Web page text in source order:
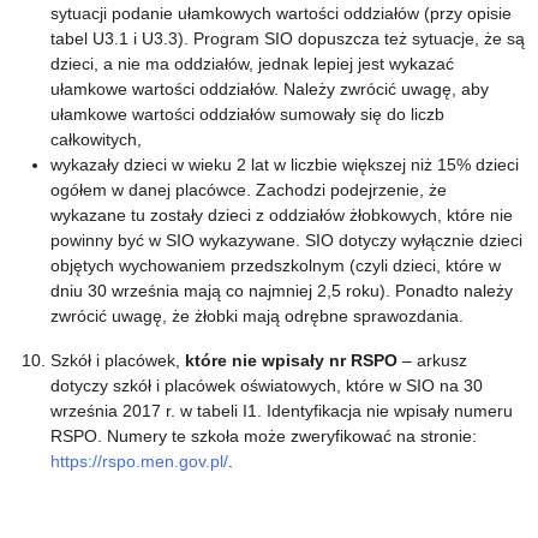
sytuacji podanie ułamkowych wartości oddziałów (przy opisie
tabel U3.1 i U3.3). Program SIO dopuszcza też sytuacje, że są
dzieci, a nie ma oddziałów, jednak lepiej jest wykazać
ułamkowe wartości oddziałów. Należy zwrócić uwagę, aby
ułamkowe wartości oddziałów sumowały się do liczb
całkowitych,
wykazały dzieci w wieku 2 lat w liczbie większej niż 15% dzieci
ogółem w danej placówce. Zachodzi podejrzenie, że
wykazane tu zostały dzieci z oddziałów żłobkowych, które nie
powinny być w SIO wykazywane. SIO dotyczy wyłącznie dzieci
objętych wychowaniem przedszkolnym (czyli dzieci, które w
dniu 30 września mają co najmniej 2,5 roku). Ponadto należy
zwrócić uwagę, że żłobki mają odrębne sprawozdania.
Szkół i placówek, które nie wpisały nr RSPO – arkusz
dotyczy szkół i placówek oświatowych, które w SIO na 30
września 2017 r. w tabeli I1. Identyfikacja nie wpisały numeru
RSPO. Numery te szkoła może zweryfikować na stronie:
https://rspo.men.gov.pl/.